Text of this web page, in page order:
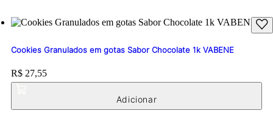
Cookies Granulados em gotas Sabor Chocolate 1k VABENE
Price:
R$ 27,55